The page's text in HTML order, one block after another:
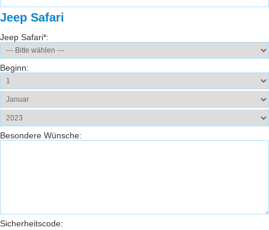
Jeep Safari
Jeep Safari*:
Beginn:
Besondere Wünsche:
Sicherheitscode: